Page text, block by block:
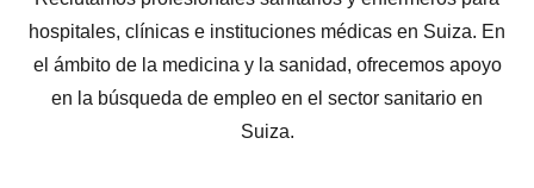
hospitales, clínicas e instituciones médicas en Suiza. En
el ámbito de la medicina y la sanidad, ofrecemos apoyo
en la búsqueda de empleo en el sector sanitario en
Suiza.